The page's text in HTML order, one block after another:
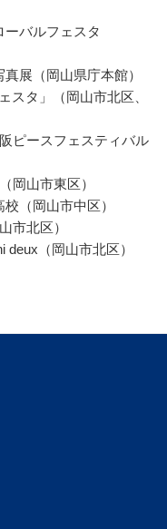
ーバルフェスタ
展（岡山県庁本館）
スタ」（岡山市北区、
ピースフェスティバル
岡山市東区）
（岡山市中区）
市北区）
deux（岡山市北区）